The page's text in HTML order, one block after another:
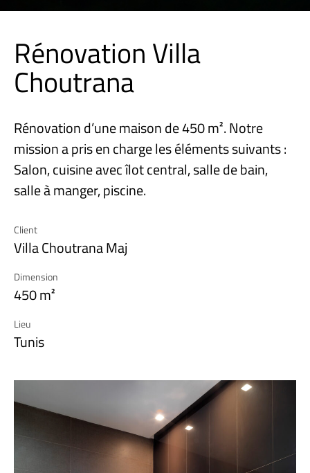
Client
Villa Choutrana Maj
Dimension
450 m²
Lieu
Tunis
Rénovation Villa
Choutrana
Rénovation d’une maison de 450 m². Notre
mission a pris en charge les éléments suivants :
Salon, cuisine avec îlot central, salle de bain,
salle à manger, piscine.